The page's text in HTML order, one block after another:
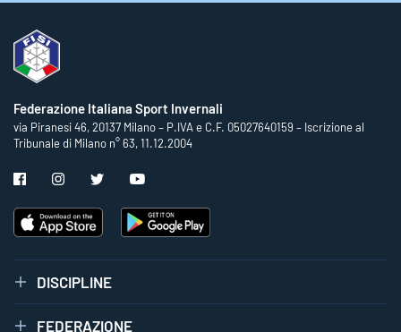
Federazione Italiana Sport Invernali
via Piranesi 46, 20137 Milano – P.IVA e C.F. 05027640159 – Iscrizione al
Tribunale di Milano n° 63, 11.12.2004
DISCIPLINE
FEDERAZIONE